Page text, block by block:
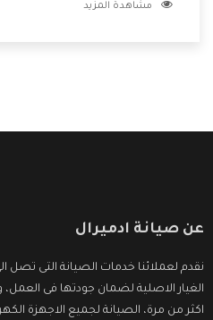
الشركة بها والتى تكون منها خدمة
مشاهدة المزيد
عن صيانة ادميرال
نقدم لعملائنا خدمات الصيانة التى
الغيار الاصلية لضمان جودتها فى
اكثر من مرة، الصيانة لجميع الاجهزة